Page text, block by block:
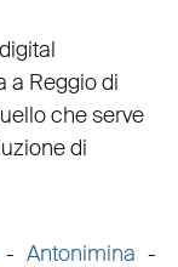
digital
a Reggio di
che serve
di
-Antonimina -